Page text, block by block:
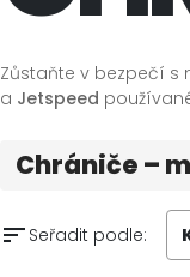
Zůstaňte v bezpečí s
a Jetspeed
Chrániče –
sort Seřadit podle: